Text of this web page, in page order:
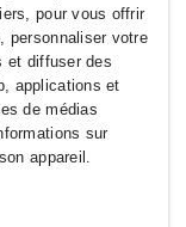
pour vous offrir
personnaliser votre
et diffuser des
applications et
de médias
sur
appareil.